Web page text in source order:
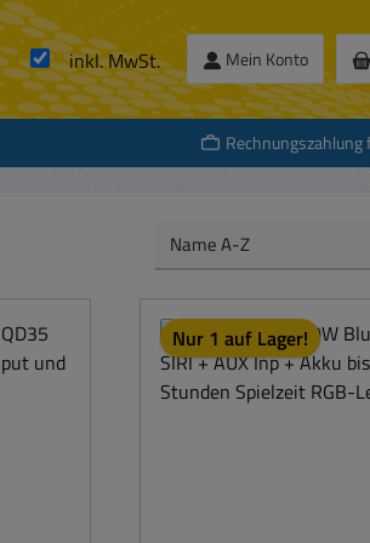
inkl. MwSt. Mein Konto
Nur 1 auf Lager!